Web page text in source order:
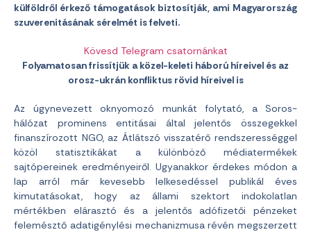
külföldről érkező támogatások biztosítják, ami Magyarország
szuverenitásának sérelmét is felveti.
Kövesd Telegram csatornánkat
Folyamatosan frissítjük a közel-keleti háború híreivel és az
orosz-ukrán konfliktus rövid híreivel is
Az úgynevezett oknyomozó munkát folytató, a Soros-
hálózat prominens entitásai által jelentős összegekkel
finanszírozott NGO, az Átlátszó visszatérő rendszerességgel
közöl statisztikákat a különböző médiatermékek
sajtópereinek eredményeiről. Ugyanakkor érdekes módon a
lap arról már kevesebb lelkesedéssel publikál éves
kimutatásokat, hogy az állami szektort indokolatlan
mértékben elárasztó és a jelentős adófizetői pénzeket
felemésztő adatigénylési mechanizmusa révén megszerzett